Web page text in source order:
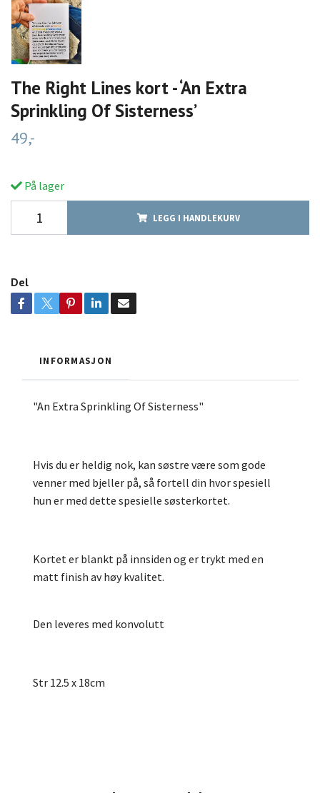
The Right Lines kort - ‘An Extra
Sprinkling Of Sisterness’
49,-
På lager
LEGG I HANDLEKURV
Del
INFORMASJON
"An Extra Sprinkling Of Sisterness"
Hvis du er heldig nok, kan søstre være som gode
venner med bjeller på, så fortell din hvor spesiell
hun er med dette spesielle søsterkortet.
Kortet er blankt på innsiden og er trykt med en
matt finish av høy kvalitet.
Den leveres med konvolutt
Str 12.5 x 18cm